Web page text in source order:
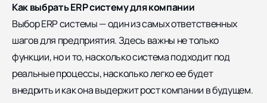
Как выбрать ERP систему для компании
Выбор ERP системы — один из самых ответственных
шагов для предприятия. Здесь важны не только
функции, но и то, насколько система подходит под
реальные процессы, насколько легко ее будет
внедрить и как она выдержит рост компании в будущем.